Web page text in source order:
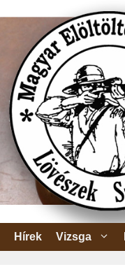
tartalomba
Hírek Vizsga